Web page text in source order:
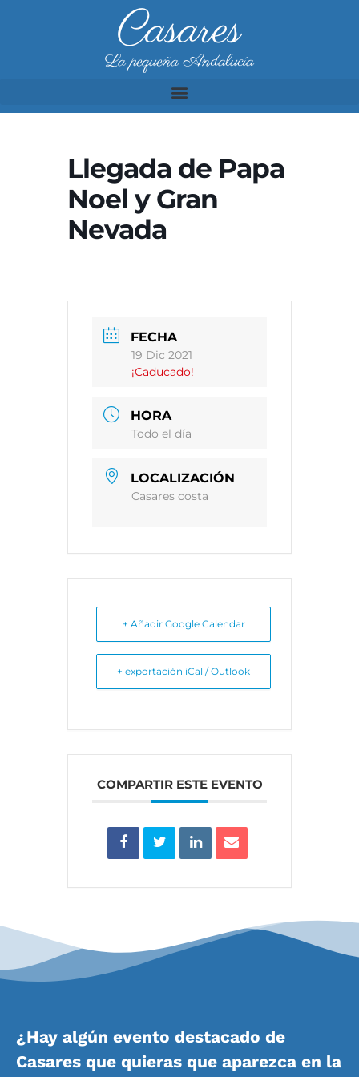
Casares
La pequeña Andalucía
Llegada de Papa
Noel y Gran
Nevada
FECHA
19 Dic 2021
¡Caducado!
HORA
Todo el día
LOCALIZACIÓN
Casares costa
+ Añadir Google Calendar
+ exportación iCal / Outlook
COMPARTIR ESTE EVENTO
¿Hay algún evento destacado de
Casares que quieras que aparezca en la